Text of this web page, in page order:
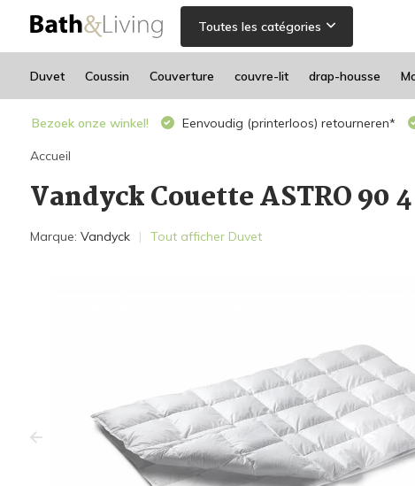
Toutes les catégories
Duvet Coussin Couverture couvre-lit drap-housse
Bezoek onze winkel! Eenvoudig (printerloos) retourneren*
Accueil
Vandyck Couette ASTRO 90
Marque: Vandyck Tout afficher Duvet